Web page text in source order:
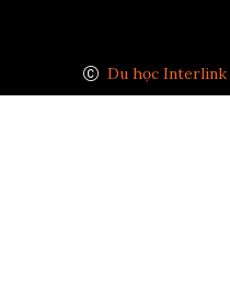
Du học Interlink